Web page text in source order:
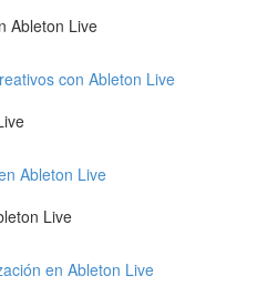
Ableton Live
con Ableton Live
Ableton Live
Live
en Ableton Live